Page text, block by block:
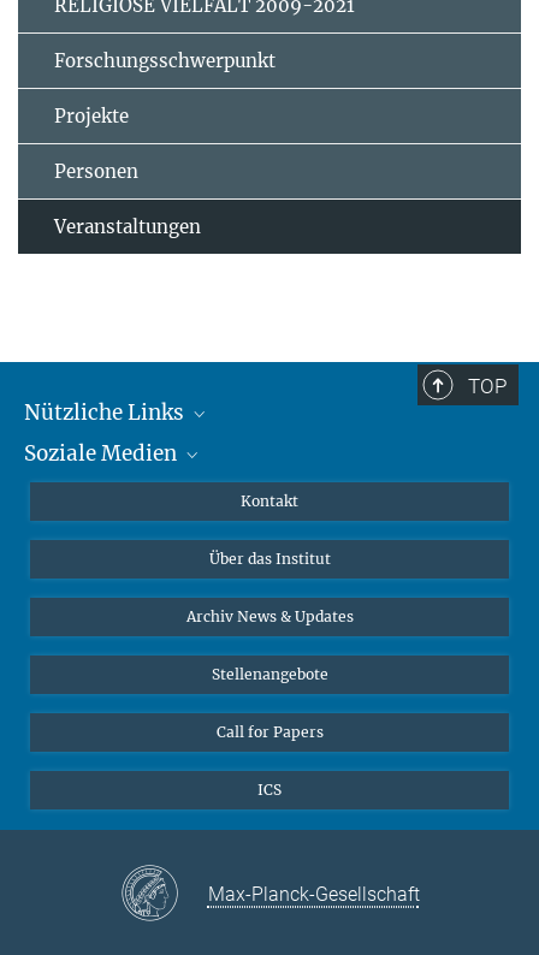
RELIGIÖSE VIELFALT 2009-2021
Forschungsschwerpunkt
Projekte
Personen
Veranstaltungen
TOP
Nützliche Links
MMG Alumni Corner
Online-Vorträge
Interviews zum Thema "Diversity"
Soziale Medien
Bluesky
Kontakt
Über das Institut
Archiv News & Updates
Stellenangebote
Call for Papers
ICS
Max-Planck-Gesellschaft